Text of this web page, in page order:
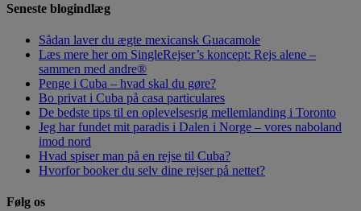
Seneste blogindlæg
Sådan laver du ægte mexicansk Guacamole
Læs mere her om SingleRejser’s koncept: Rejs alene –
sammen med andre®
Penge i Cuba – hvad skal du gøre?
Bo privat i Cuba på casa particulares
De bedste tips til en oplevelsesrig mellemlanding i Toronto
Jeg har fundet mit paradis i Dalen i Norge – vores naboland
imod nord
Hvad spiser man på en rejse til Cuba?
Hvorfor booker du selv dine rejser på nettet?
Følg os